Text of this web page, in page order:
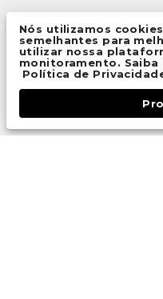
Nós utilizamos
semelhantes para
utilizar nossa
monitoramento. Saiba
Política de